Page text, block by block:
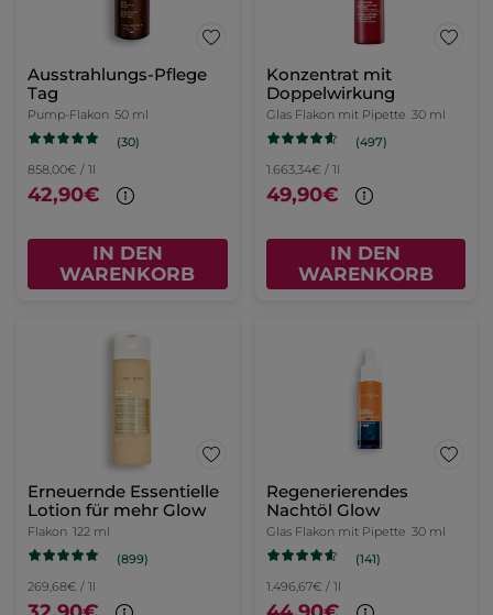
Ausstrahlungs-Pflege
Tag
Pump-Flakon 50 ml
(30)
858,00€ / 1l
42,90€
IN DEN
WARENKORB
Konzentrat mit
Doppelwirkung
Glas Flakon mit Pipette 30 ml
(497)
1.663,34€ / 1l
49,90€
IN DEN
WARENKORB
Erneuernde Essentielle
Lotion für mehr Glow
Flakon 122 ml
(899)
269,68€ / 1l
Regenerierendes
Nachtöl Glow
Glas Flakon mit Pipette 30 ml
(141)
1.496,67€ / 1l